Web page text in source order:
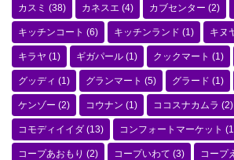
カスミ (38) カネスエ (4) カブセンター (2)
キッチンコート (6) キッチンランド (1) キヌ
キラヤ (1) ギガパール (1) クックマート (1)
グッディ (1) グランマート (5) グラード (1)
ケンゾー (2) コウナン (1) ココスナカムラ (2)
コモディイイダ (13) コンフォートマーケット
コープあおもり (2) コープいわて (3) コープ